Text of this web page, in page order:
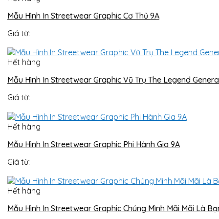
Mẫu Hình In Streetwear Graphic Cơ Thủ 9A
Giá từ:
Hết hàng
Mẫu Hình In Streetwear Graphic Vũ Trụ The Legend
Giá từ:
Hết hàng
Mẫu Hình In Streetwear Graphic Phi Hành Gia 9A
Giá từ:
Hết hàng
Mẫu Hình In Streetwear Graphic Chúng Mình Mãi Mãi Là